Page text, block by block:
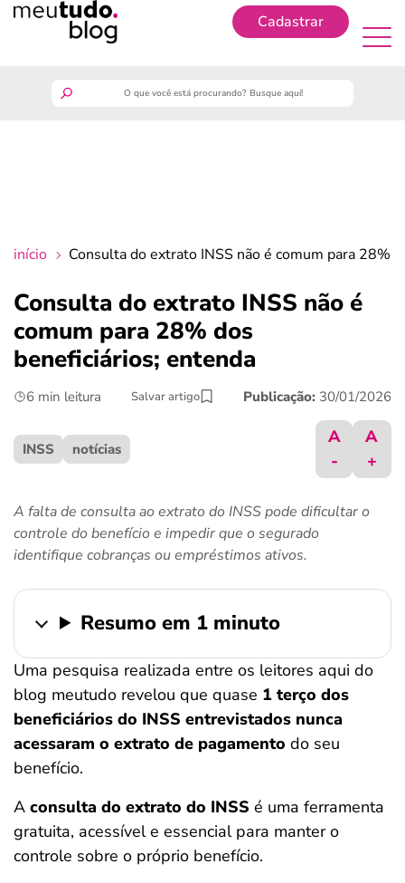
Cadastrar
crédito fácil
início Consulta do extrato INSS não é comum para 28%
Consulta do extrato INSS não é
comum para 28% dos
beneficiários; entenda
6 min leitura Salvar artigo Publicação: 30/01/2026
INSS notícias
A
-
A
+
A falta de consulta ao extrato do INSS pode dificultar o
controle do benefício e impedir que o segurado
identifique cobranças ou empréstimos ativos.
Resumo em 1 minuto
Uma pesquisa realizada entre os leitores aqui do
blog meutudo revelou que quase 1 terço dos
beneficiários do INSS entrevistados nunca
acessaram o extrato de pagamento do seu
benefício.
A consulta do extrato do INSS é uma ferramenta
gratuita, acessível e essencial para manter o
controle sobre o próprio benefício.